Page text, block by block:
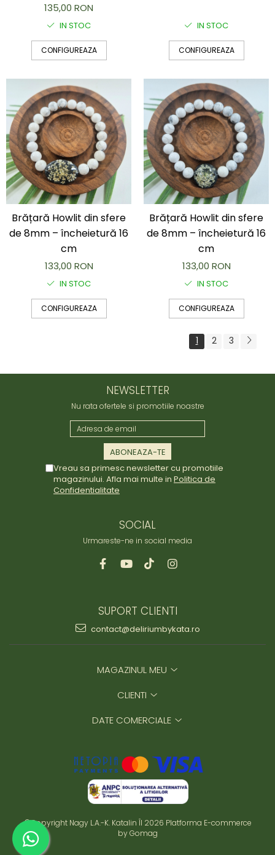
135,00 RON
IN STOC
CONFIGUREAZA
IN STOC
CONFIGUREAZA
Brățară Howlit din sfere
de 8mm – încheietură 16
cm
133,00 RON
IN STOC
CONFIGUREAZA
Brățară Howlit din sfere
de 8mm – încheietură 16
cm
133,00 RON
IN STOC
CONFIGUREAZA
1 2 3
NEWSLETTER
Nu rata ofertele si promotiile noastre
Vreau sa primesc newsletter cu promotiile
magazinului. Afla mai multe in Politica de
Confidentialitate
SOCIAL
Urmareste-ne in social media
SUPORT CLIENTI
contact@deliriumbykata.ro
MAGAZINUL MEU
CLIENTI
DATE COMERCIALE
©Copyright Nagy L.A.-K. Katalin ÎI 2026 Platforma E-commerce
by Gomag